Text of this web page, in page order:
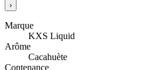
›
Marque
KXS Liquid
Arôme
Cacahuète
Contenance